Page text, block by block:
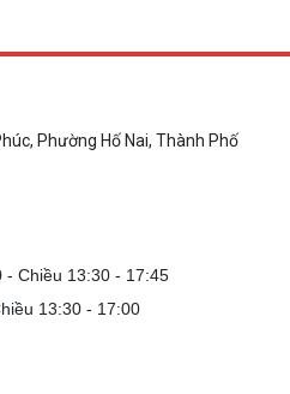
Phường Hố Nai, Thành Phố
- Chiều 13:30 - 17:45
13:30 - 17:00